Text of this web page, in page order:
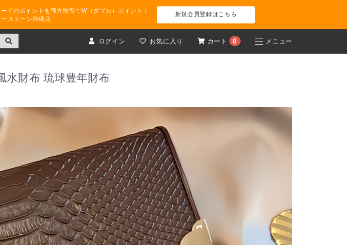
ドのポイントを両方取得でW（ダブル）ポイント！
ストーン沖縄店
新規会員登録はこちら
ログイン お気に入り カート 0 メニュー
水財布 琉球豊年財布